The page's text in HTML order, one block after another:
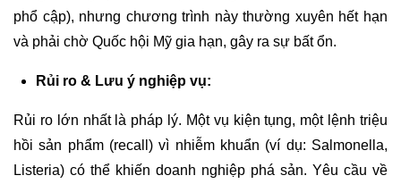
phổ cập), nhưng chương trình này thường xuyên hết hạn
và phải chờ Quốc hội Mỹ gia hạn, gây ra sự bất ổn.
Rủi ro & Lưu ý nghiệp vụ:
Rủi ro lớn nhất là pháp lý. Một vụ kiện tụng, một lệnh triệu
hồi sản phẩm (recall) vì nhiễm khuẩn (ví dụ: Salmonella,
Listeria) có thể khiến doanh nghiệp phá sản. Yêu cầu về